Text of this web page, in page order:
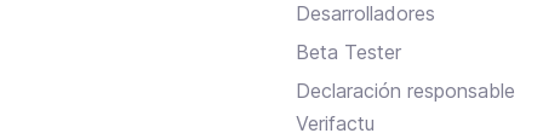
Desarrolladores
Beta Tester
Declaración responsable
Verifactu